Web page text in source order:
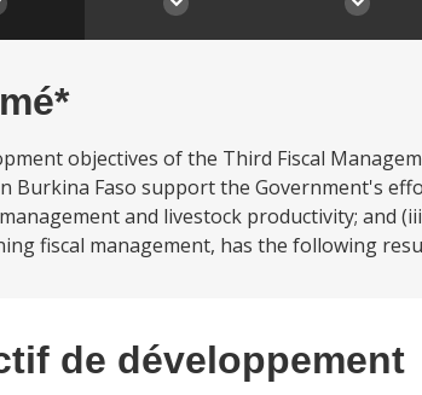
objectives of the Third Fiscal
Burkina Faso support the Government's
and livestock productivity; and
fiscal management, has the following
de développement